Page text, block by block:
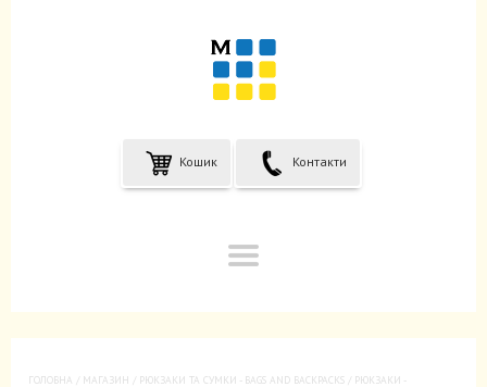
Кошик Контакти
ГОЛОВНА / МАГАЗИН / РЮКЗАКИ ТА CУМКИ - BAGS AND BACKPACKS / РЮКЗАКИ -